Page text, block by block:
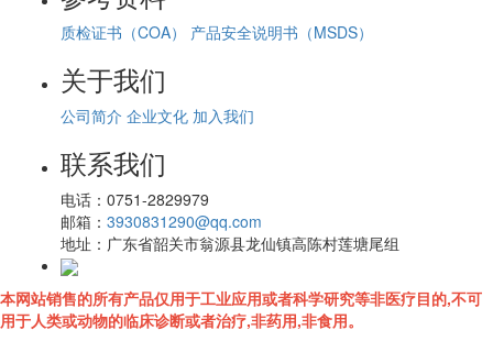
质检证书（COA） 产品安全说明书（MSDS）
关于我们
公司简介 企业文化 加入我们
联系我们
电话： 0751-2829979
邮箱： 3930831290@qq.com
地址： 广东省韶关市翁源县龙仙镇高陈村莲塘尾组
本网站销售的所有产品仅用于工业应用或者科学研究等非医疗目的,不可
用于人类或动物的临床诊断或者治疗,非药用,非食用。